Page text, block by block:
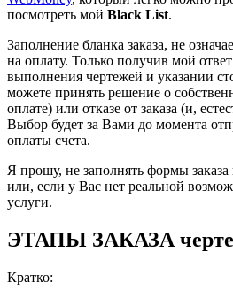
посмотреть мой Black List.
Заполнение бланка заказа, не
на оплату. Только получив мой
выполнения чертежей и указании
можете принять решение о
оплате) или отказе от заказа (и,
Выбор будет за Вами до момента
оплаты счета.
Я прошу, не заполнять формы
или, если у Вас нет реальной
услуги.
ЭТАПЫ ЗАКАЗА
Кратко: